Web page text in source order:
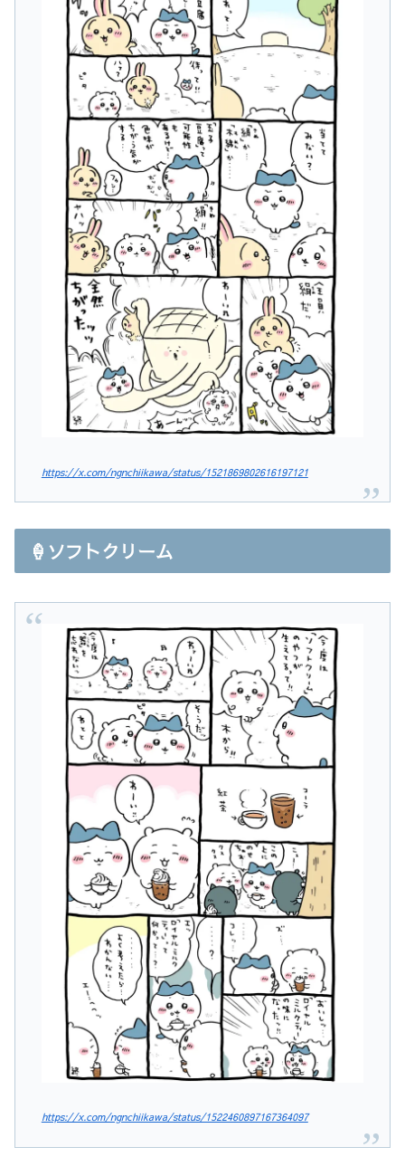
https://x.com/ngnchiikawa/status/1521869802616197121
🍦ソフトクリーム
https://x.com/ngnchiikawa/status/1522460897167364097